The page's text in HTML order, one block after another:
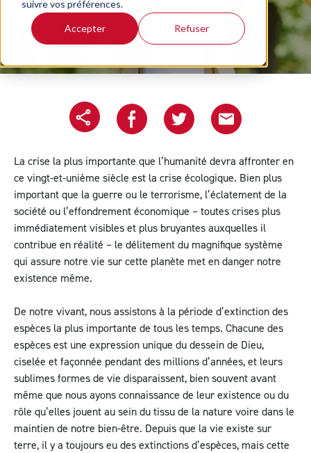
suivre vos préférences.
Accepter Refuser
Article écrit le 07/05/2024
Copier l'url
La crise la plus importante que l’humanité devra affronter en
ce vingt-et-unième siècle est la crise écologique. Bien plus
important que la guerre ou le terrorisme, l’éclatement de la
société ou l’effondrement économique – toutes crises plus
immédiatement visibles et plus bruyantes auxquelles il
contribue en réalité – le délitement du magnifique système
qui assure notre vie sur cette planète met en danger notre
existence même.
De notre vivant, nous assistons à la période d’extinction des
espèces la plus importante de tous les temps. Chacune des
espèces est une expression unique du dessein de Dieu,
ciselée et façonnée pendant des millions d’années, et leurs
sublimes formes de vie disparaissent, bien souvent avant
même que nous ayons connaissance de leur existence ou du
rôle qu’elles jouent au sein du tissu de la nature voire dans le
maintien de notre bien-être. Depuis que la vie existe sur
terre, il y a toujours eu des extinctions d’espèces, mais cette